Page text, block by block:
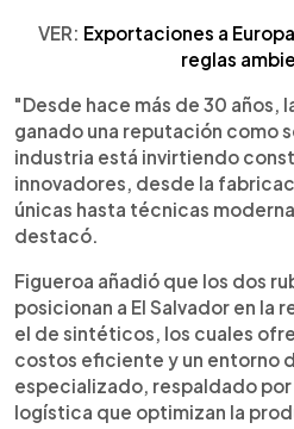
VER: Exportaciones a
reglas
"Desde hace más de 30 años,
ganado una reputación como
industria está invirtiendo
innovadores, desde la
únicas hasta técnicas
destacó.
Figueroa añadió que los dos
posicionan a El Salvador en la
el de sintéticos, los cuales
costos eficiente y un entorno
especializado, respaldado
logística que optimizan la